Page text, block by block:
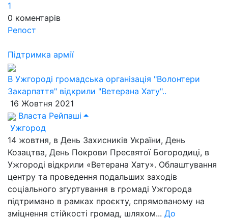
1
0 коментарів
Репост
Підтримка армії
В Ужгороді громадська організація "Волонтери
Закарпаття" відкрили "Ветерана Хату"..
16 Жовтня 2021
Власта Рейпаші
Ужгород
14 жовтня, в День Захисників України, День
Козацтва, День Покрови Пресвятої Богородиці, в
Ужгороді відкрили «Ветерана Хату». Облаштування
центру та проведення подальших заходів
соціального згуртування в громаді Ужгорода
підтримано в рамках проєкту, спрямованому на
зміцнення стійкості громад, шляхом... До